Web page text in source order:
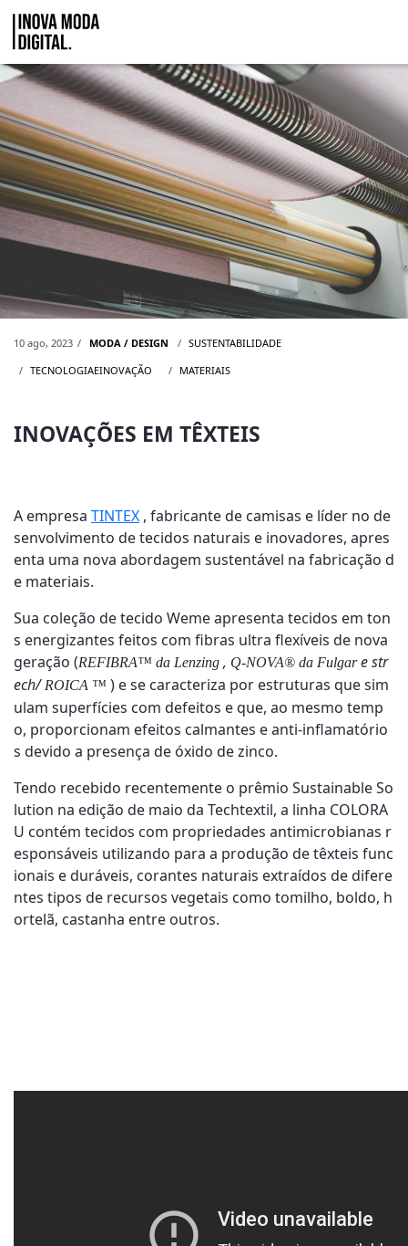
Pular para o Conteúdo principal
INOVAÇÕES EM TÊXTEIS
10 ago, 2023 MODA / DESIGN
SUSTENTABILIDADE
TECNOLOGIAEINOVAÇÃO
MATERIAIS
INOVAÇÕES EM TÊXTEIS
A empresa TINTEX , fabricante de camisas e líder no de
senvolvimento de tecidos naturais e inovadores, apres
enta uma nova abordagem sustentável na fabricação d
e materiais.
Sua coleção de tecido Weme apresenta tecidos em ton
s energizantes feitos com fibras ultra flexíveis de nova
geração (REFIBRA™ da Lenzing , Q-NOVA® da Fulgare str
ech/ ROICA ™ ) e se caracteriza por estruturas que sim
ulam superfícies com defeitos e que, ao mesmo temp
o, proporcionam efeitos calmantes e anti-inflamatório
s devido a presença de óxido de zinco.
Tendo recebido recentemente o prêmio Sustainable So
lution na edição de maio da Techtextil, a linha COLORA
U contém tecidos com propriedades antimicrobianas r
esponsáveis utilizando para a produção de têxteis func
ionais e duráveis, corantes naturais extraídos de difere
ntes tipos de recursos vegetais como tomilho, boldo, h
ortelã, castanha entre outros.